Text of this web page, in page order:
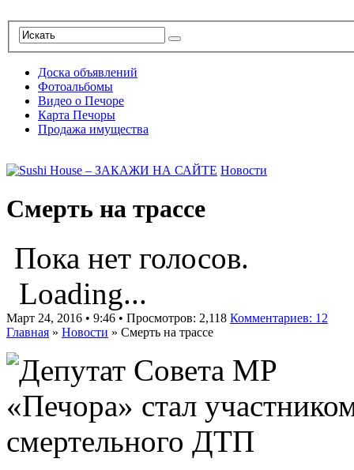
Доска объявлений
Фотоальбомы
Видео о Печоре
Карта Печоры
Продажа имущества
Новости
Смерть на трассе
Пока нет голосов.
Loading...
Март 24, 2016 • 9:46 • Просмотров: 2,118 Комментариев: 12
Главная » Новости » Смерть на трассе